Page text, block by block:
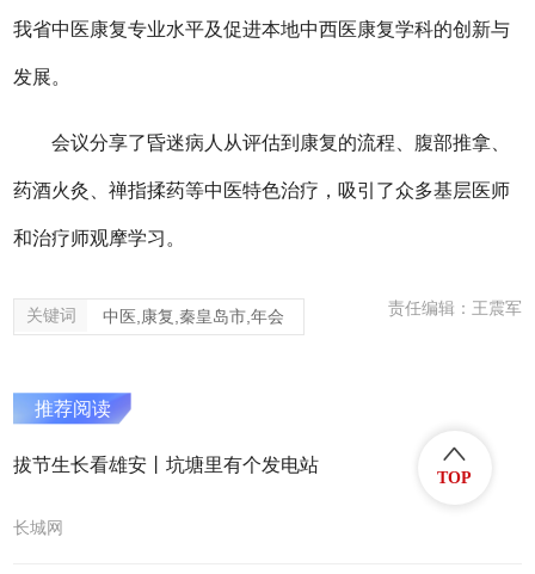
我省中医康复专业水平及促进本地中西医康复学科的创新与
发展。
会议分享了昏迷病人从评估到康复的流程、腹部推拿、
药酒火灸、禅指揉药等中医特色治疗，吸引了众多基层医师
和治疗师观摩学习。
关键词 中医,康复,秦皇岛市,年会 责任编辑：王震军
推荐阅读
拔节生长看雄安丨坑塘里有个发电站
长城网
TOP